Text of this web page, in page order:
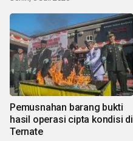
Pemusnahan barang bukti
hasil operasi cipta kondisi di
Ternate